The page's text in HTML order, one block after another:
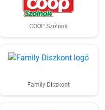
COOP Szolnok
Family Diszkont